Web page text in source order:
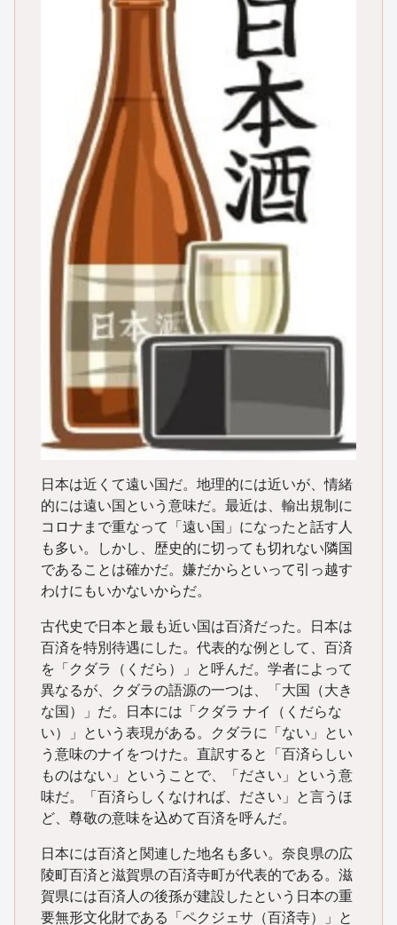
日本は近くて遠い国だ。地理的には近いが、情緒
的には遠い国という意味だ。最近は、輸出規制に
コロナまで重なって「遠い国」になったと話す人
も多い。しかし、歴史的に切っても切れない隣国
であることは確かだ。嫌だからといって引っ越す
わけにもいかないからだ。
古代史で日本と最も近い国は百済だった。日本は
百済を特別待遇にした。代表的な例として、百済
を「クダラ（くだら）」と呼んだ。学者によって
異なるが、クダラの語源の一つは、「大国（大き
な国）」だ。日本には「クダラ ナイ（くだらな
い）」という表現がある。クダラに「ない」とい
う意味のナイをつけた。直訳すると「百済らしい
ものはない」ということで、「ださい」という意
味だ。「百済らしくなければ、ださい」と言うほ
ど、尊敬の意味を込めて百済を呼んだ。
日本には百済と関連した地名も多い。奈良県の広
陵町百済と滋賀県の百済寺町が代表的である。滋
賀県には百済人の後孫が建設したという日本の重
要無形文化財である「ペクジェサ（百済寺）」と